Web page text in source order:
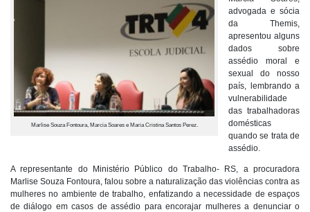
Marlise Souza Fontoura, Marcia Soares e Maria Cristina Santos Perez.
advogada e sócia
da Themis,
apresentou alguns
dados sobre
assédio moral e
sexual do nosso
país, lembrando a
vulnerabilidade
das trabalhadoras
domésticas
quando se trata de
assédio.
A representante do Ministério Público do Trabalho- RS, a procuradora
Marlise Souza Fontoura, falou sobre a naturalização das violências contra as
mulheres no ambiente de trabalho, enfatizando a necessidade de espaços
de diálogo em casos de assédio para encorajar mulheres a denunciar o